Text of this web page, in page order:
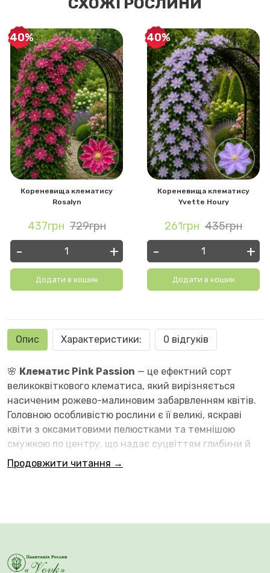
СХОЖІ РОСЛИНИ
-40%
Кореневища клематису
Rosalyn
437грн 729грн
- +
Додати в кошик
-40%
Кореневища клематису
Yvette Houry
261грн 435грн
- +
Додати в кошик
Опис Характеристики: 0 відгуків
🌸 Клематис Pink Passion — це ефектний сорт
великоквіткового клематиса, який вирізняється
насиченим рожево-малиновим забарвленням квітів.
Головною особливістю рослини є її великі, яскраві
квіти з оксамитовими пелюстками та темнішою
смужкою по центру, що надає суцвіттям глибини й
виразності. Контрастні жовті тичинки гармонійно
Продовжити читання →